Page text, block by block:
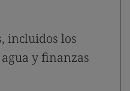
incluidos los
y finanzas